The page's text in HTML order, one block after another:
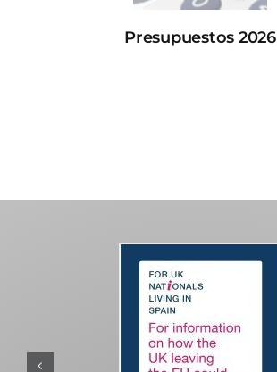
Presupuestos 2026